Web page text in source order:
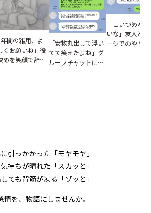
年間の雑用、よ
くお願いね」役
めを笑顔で辞退
「安物丸出しで浮い
てて笑えたよね」グ
ループチャットに投
「こいつめん
いな」友人と
ージでのやり
引っかかった「モヤモヤ」
持ちが晴れた「スカッと」
ても背筋が凍る「ゾッと」
情を、物語にしませんか。